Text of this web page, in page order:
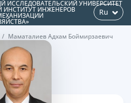
ИССЛЕДОВАТЕЛЬСКИЙ УНИВЕРСИТЕТ
ИНСТИТУТ ИНЖЕНЕРОВ Ru
Маматалиев Адхам Боймирзаевич